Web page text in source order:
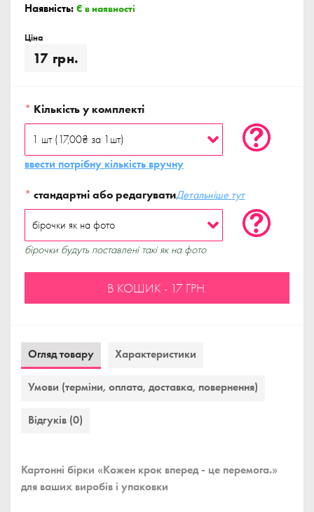
Наявність: Є в наявності
Ціна
17 грн.
* Кількість у комплекті
ввести потрібну кількість вручну
* стандартні або редагуватиДетальніше тут
бірочки будуть поставлені такі як на фото
В КОШИК - 17 ГРН.
Огляд товару Характеристики
Умови (терміни, оплата, доставка, повернення)
Відгуків (0)
Картонні бірки «Кожен крок вперед - це перемога.»
для ваших виробів і упаковки